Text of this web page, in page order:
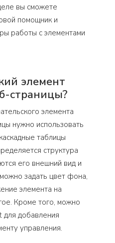
вы сможете
помощник и
работы с элементами
элемент
страницы?
элемента
нужно использовать
таблицы
структура
его внешний вид и
задать цвет фона,
элемента на
Кроме того, можно
для добавления
управления.